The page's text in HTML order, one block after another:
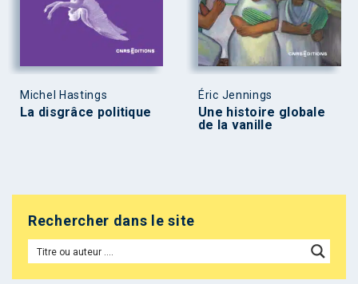
Michel Hastings
La disgrâce politique
Éric Jennings
Une histoire globale
de la vanille
Rechercher dans le site